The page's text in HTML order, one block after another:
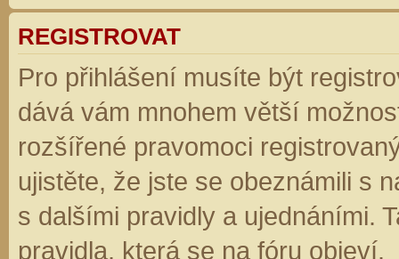
REGISTROVAT
Pro přihlášení musíte být
dává vám mnohem větší
rozšířené pravomoci
ujistěte, že jste se obeznámili s
s dalšími pravidly a ujednáními.
pravidla, která se na fóru objeví.